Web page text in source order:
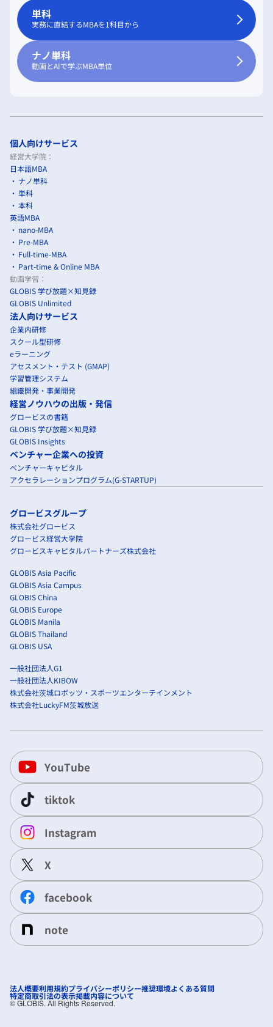
単科
実務に直結するMBAを1科目から
ナノ単科
動画とAIで学ぶMBA単位
個人向けサービス
経営大学院：
日本語MBA
ナノ単科
単科
本科
英語MBA
nano-MBA
Pre-MBA
Full-time-MBA
Part-time & Online MBA
動画学習：
GLOBIS 学び放題×知見録
GLOBIS Unlimited
法人向けサービス
企業内研修
スクール型研修
eラーニング
アセスメント・テスト (GMAP)
学習管理システム
組織開発・事業開発
経営ノウハウの出版・発信
グロービスの書籍
GLOBIS 学び放題×知見録
GLOBIS Insights
ベンチャー企業への投資
ベンチャーキャピタル
アクセラレーションプログラム(G-STARTUP)
グロービスグループ
株式会社グロービス
グロービス経営大学院
グロービスキャピタルパートナーズ株式会社
GLOBIS Asia Pacific
GLOBIS Asia Campus
GLOBIS China
GLOBIS Europe
GLOBIS Manila
GLOBIS Thailand
GLOBIS USA
一般社団法人G1
一般社団法人KIBOW
株式会社茨城ロボッツ・スポーツエンターテインメント
株式会社LuckyFM茨城放送
YouTube
tiktok
Instagram
X
facebook
note
法人概要利用規約プライバシーポリシー推奨環境よくある質問
特定商取引法の表示掲載内容について
©︎ GLOBIS. All Rights Reserved.